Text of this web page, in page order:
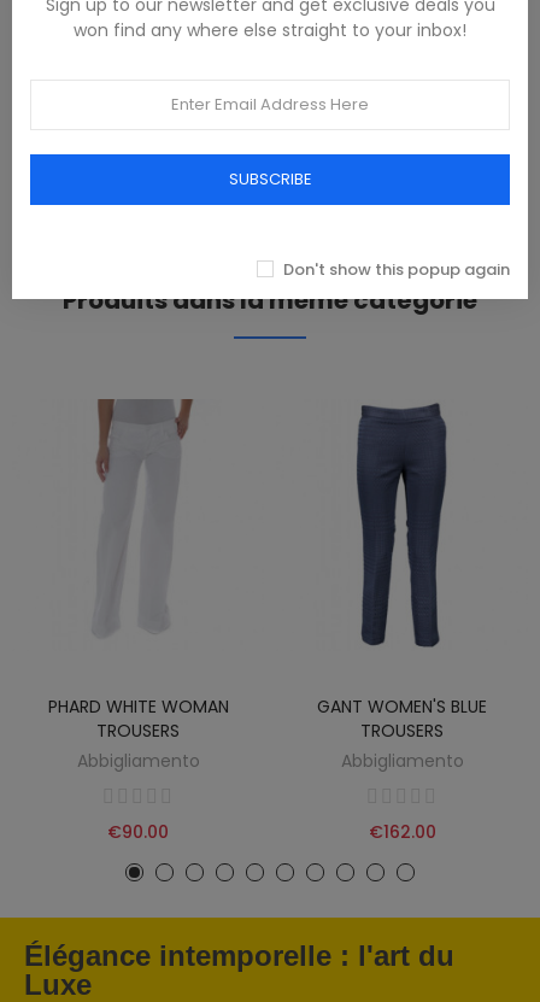
DESCRIPTION
REVIEWS(0)
Produits dans la même catégorie
PHARD WHITE WOMAN
TROUSERS
Abbigliamento
€90.00
GANT WOMEN'S BLUE
TROUSERS
Abbigliamento
€162.00
Élégance intemporelle : l'art du
Luxe
won find any where else straight to your inbox!
SUBSCRIBE
Don't show this popup again